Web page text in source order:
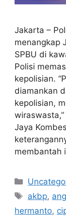
Jakarta –
menangkap
SPBU di
Polisi
kepolisian.
diamankan
kepolisian,
Jaya
membantah
Kategori
Tag
akbp,
hermanto,